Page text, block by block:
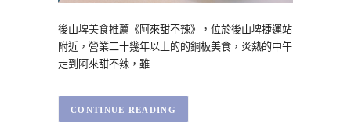
後山埤美食推薦《阿來甜不辣》，位於後山埤捷運站
附近，營業二十幾年以上的的銅板美食，炎熱的中午
走到阿來甜不辣，雖…
CONTINUE READING